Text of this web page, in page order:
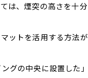
は、煙突の高さを十
ットを活用する方法
グの中央に設置した